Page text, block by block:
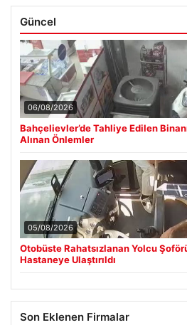
Güncel
06/08/2026
Bahçelievler’de Tahliye Edilen
Alınan Önlemler
05/08/2026
Otobüste Rahatsızlanan Yolcu
Hastaneye Ulaştırıldı
Son Eklenen Firmalar